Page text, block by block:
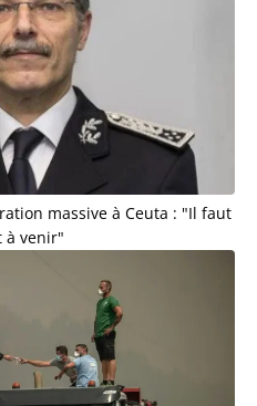
massive à Ceuta : "Il faut
à venir"